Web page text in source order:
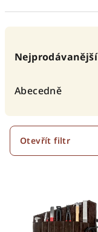
r
Nejprodávanější
Abecedně
Otevřít filtr